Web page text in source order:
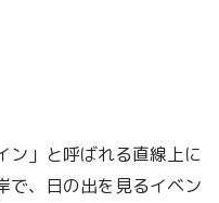
」と呼ばれる直線上に
で、日の出を見るイベン